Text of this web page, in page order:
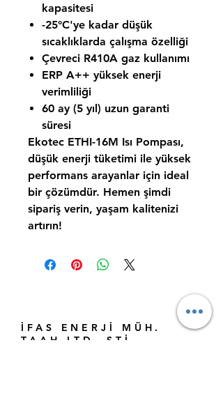
kapasitesi
-25°C'ye kadar düşük
sıcaklıklarda çalışma özelliği
Çevreci R410A gaz kullanımı
ERP A++ yüksek enerji
verimliliği
60 ay (5 yıl) uzun garanti
süresi
Ekotec ETHI-16M Isı Pompası,
düşük enerji tüketimi ile yüksek
performans arayanlar için ideal
bir çözümdür. Hemen şimdi
sipariş verin, yaşam kalitenizi
artırın!
İFAS ENERJİ MÜH.
TAAH LTD. ŞTİ